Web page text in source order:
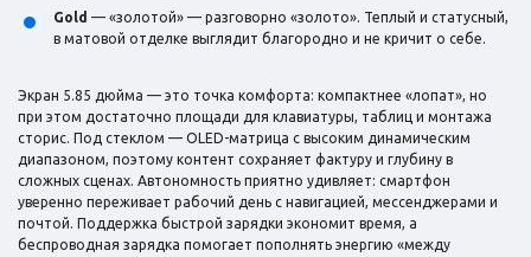
Gold — «золотой» — разговорно «золото». Теплый и статусный,
в матовой отделке выглядит благородно и не кричит о себе.
Экран 5.85 дюйма — это точка комфорта: компактнее «лопат», но
при этом достаточно площади для клавиатуры, таблиц и монтажа
сторис. Под стеклом — OLED-матрица с высоким динамическим
диапазоном, поэтому контент сохраняет фактуру и глубину в
сложных сценах. Автономность приятно удивляет: смартфон
уверенно переживает рабочий день с навигацией, мессенджерами и
почтой. Поддержка быстрой зарядки экономит время, а
беспроводная зарядка помогает пополнять энергию «между